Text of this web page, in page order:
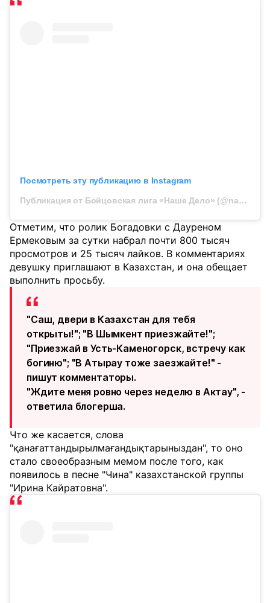
Посмотреть эту публикацию в Instagram
Публикация от Бойцовская лига «Наше Дело» (@nashedelo.fight)
Отметим, что ролик Богадовки с Дауреном
Ермековым за сутки набрал почти 800 тысяч
просмотров и 25 тысяч лайков. В комментариях
девушку приглашают в Казахстан, и она обещает
выполнить просьбу.
"Саш, двери в Казахстан для тебя
открыты!"; "В Шымкент приезжайте!";
"Приезжай в Усть-Каменогорск, встречу как
богиню"; "В Атырау тоже заезжайте!" -
пишут комментаторы.
"Ждите меня ровно через неделю в Актау", -
ответила блогерша.
Что же касается, слова
"қанағаттандырылмағандықтарыныздан", то оно
стало своеобразным мемом после того, как
появилось в песне "Чина" казахстанской группы
"Ирина Кайратовна".